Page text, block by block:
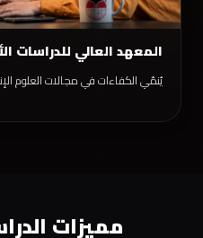
المعهد العالي للدراسات
يُنمّي الكفاءات في مجالات العلوم
مميزات